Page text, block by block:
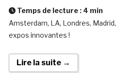
Temps de lecture : 4 min
Amsterdam, LA, Londres,
expos innovantes !
Lire la suite →